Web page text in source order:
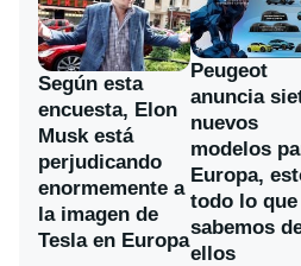
Según esta
encuesta, Elon
Musk está
perjudicando
enormemente a
la imagen de
Tesla en Europa
Peugeot
anuncia
nuevos
modelos
Europa,
todo lo que
sabemos
ellos